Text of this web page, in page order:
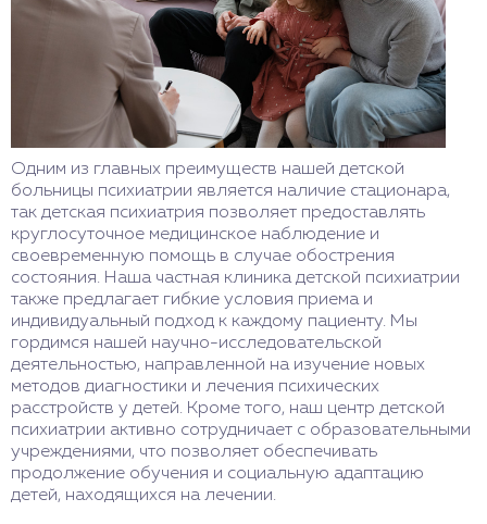
Одним из главных преимуществ нашей детской
больницы психиатрии является наличие стационара,
так детская психиатрия позволяет предоставлять
круглосуточное медицинское наблюдение и
своевременную помощь в случае обострения
состояния. Наша частная клиника детской психиатрии
также предлагает гибкие условия приема и
индивидуальный подход к каждому пациенту. Мы
гордимся нашей научно-исследовательской
деятельностью, направленной на изучение новых
методов диагностики и лечения психических
расстройств у детей. Кроме того, наш центр детской
психиатрии активно сотрудничает с образовательными
учреждениями, что позволяет обеспечивать
продолжение обучения и социальную адаптацию
детей, находящихся на лечении.